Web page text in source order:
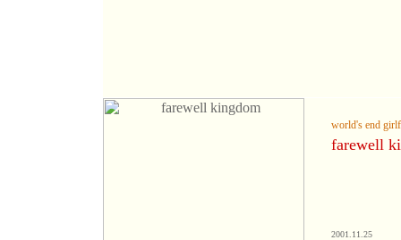
world's end
farewell
2001.11.25